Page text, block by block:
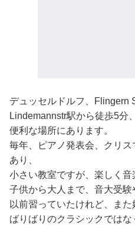
デュッセルドルフ、Flingern
Lindemannstr駅から徒歩5分
便利な場所にあります。
毎年、ピアノ発表会、クリ
あり、
小さい教室ですが、楽しく音
子供から大人まで、音大受験
以前習っていたけれど、また
ばりばりのクラシックでは